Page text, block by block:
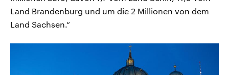
Land Brandenburg und um die 2 Millionen von dem
Land Sachsen.“